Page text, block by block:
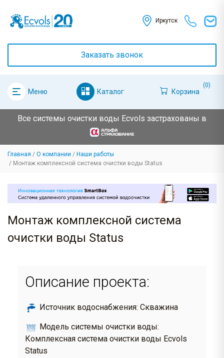
Иркутск
Заказать звонок
Меню Каталог Корзина
(0)
Все системы очистки воды Ecvols застрахованы в
Главная О компании
Наши работы
Монтаж комплексной система очистки воды Status
Монтаж комплексной система
очистки воды Status
Описание проекта:
Источник водоснабжения: Скважина
Модель системы очистки воды:
Комплексная система очистки воды Ecvols
Status